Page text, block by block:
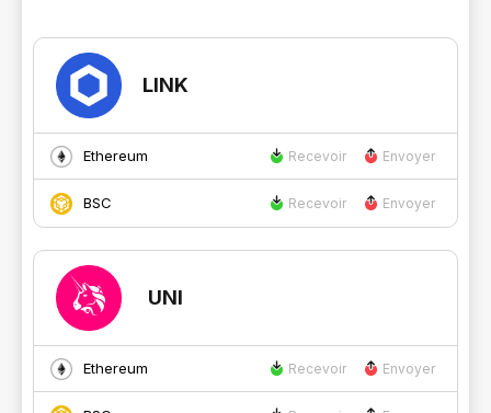
LINK
Ethereum Recevoir Envoyer
BSC Recevoir Envoyer
UNI
Ethereum Recevoir Envoyer